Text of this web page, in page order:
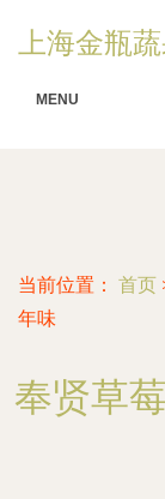
上海金瓶
MENU
当前位置： 首页
年味
奉贤草